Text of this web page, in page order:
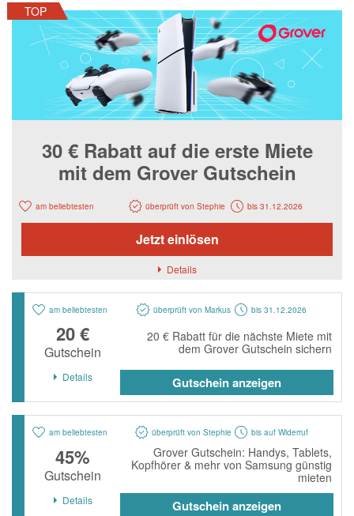
DOUGLAS Parfümerie
Temu
Fressnapf
adidas
Notino
Parfumdreams
apodiscounter
OTTO Office
HappyKeks
Pets Deli
SNIPES
Click & Boat
Lidl
BOGNER
XXXLutz
BADER
momox
TOP
30 € Rabatt auf die erste Miete
mit dem Grover Gutschein
am beliebtesten überprüft von Stephie bis 31.12.2026
Details
Jetzt einlösen
am beliebtesten überprüft von Markus bis 31.12.2026
20 €
Gutschein
20 € Rabatt für die nächste Miete mit
dem Grover Gutschein sichern
Details Gutschein anzeigen
am beliebtesten überprüft von Stephie bis auf Widerruf
45%
Gutschein
Grover Gutschein: Handys, Tablets,
Kopfhörer & mehr von Samsung günstig
mieten
Details Gutschein anzeigen